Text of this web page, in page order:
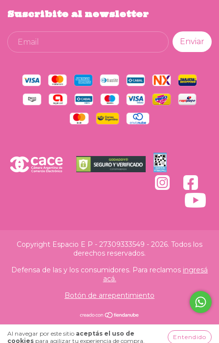
Al navegar por este sitio aceptás el uso de
cookies para agilizar tu experiencia de compra.
Entendido
Suscribite al newsletter
Copyright Espacio E P - 27309333549 - 2026. Todos los
derechos reservados.
Defensa de las y los consumidores. Para reclamos ingresá
acá.
Botón de arrepentimiento